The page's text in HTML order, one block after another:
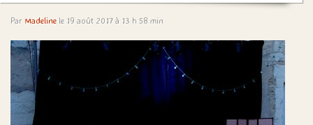
Par Madeline le 19 août 2017 à 13 h 58 min